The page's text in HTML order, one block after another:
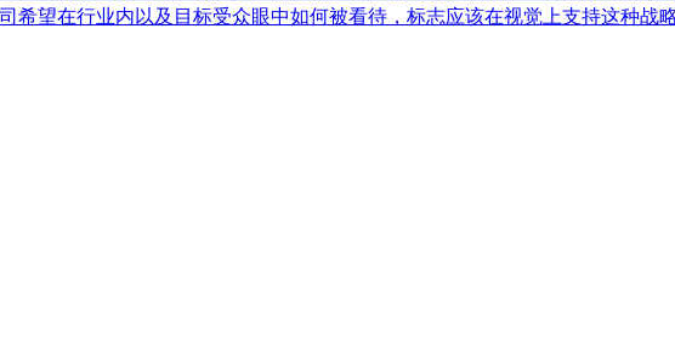
希望在行业内以及目标受众眼中如何被看待，标志应该在视觉上支持这种战